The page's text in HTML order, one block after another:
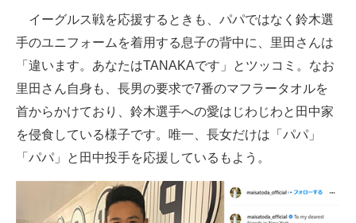
イーグルス戦を応援するときも、パパではなく鈴木選
手のユニフォームを着用する息子の背中に、里田さんは
「違います。あなたはTANAKAです」とツッコミ。なお
里田さん自身も、長男の要求で7番のマフラータオルを
首からかけており、鈴木選手への愛はじわじわと田中家
を侵食している様子です。唯一、長女だけは「パパ」
「パパ」と田中投手を応援しているもよう。